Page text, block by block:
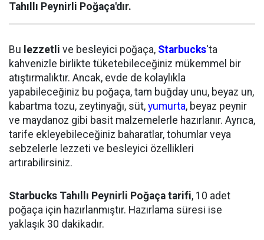
Tahıllı Peynirli Poğaça'dır.
Bu lezzetli ve besleyici poğaça, Starbucks'ta
kahvenizle birlikte tüketebileceğiniz mükemmel bir
atıştırmalıktır. Ancak, evde de kolaylıkla
yapabileceğiniz bu poğaça, tam buğday unu, beyaz un,
kabartma tozu, zeytinyağı, süt, yumurta, beyaz peynir
ve maydanoz gibi basit malzemelerle hazırlanır. Ayrıca,
tarife ekleyebileceğiniz baharatlar, tohumlar veya
sebzelerle lezzeti ve besleyici özellikleri
artırabilirsiniz.
Starbucks Tahıllı Peynirli Poğaça tarifi, 10 adet
poğaça için hazırlanmıştır. Hazırlama süresi ise
yaklaşık 30 dakikadır.